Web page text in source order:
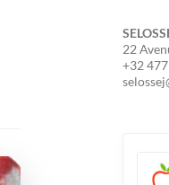
22
+32